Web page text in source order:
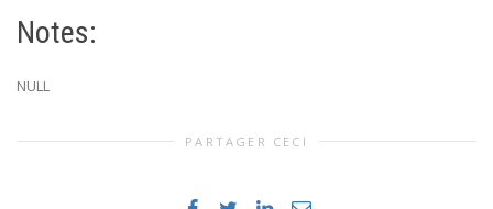
Notes:
NULL
PARTAGER CECI